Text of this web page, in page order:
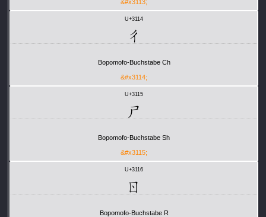
&#x3113;
U+3114
ㄔ
Bopomofo-Buchstabe Ch
&#x3114;
U+3115
ㄕ
Bopomofo-Buchstabe Sh
&#x3115;
U+3116
ㄖ
Bopomofo-Buchstabe R